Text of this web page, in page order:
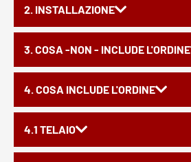
2. INSTALLAZIONE
3. COSA -NON - INCLUDE L'ORDINE
4. COSA INCLUDE L'ORDINE
4.1 TELAIO